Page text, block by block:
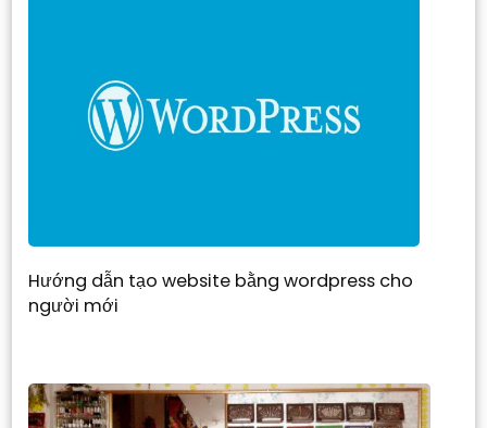
Hướng dẫn tạo website bằng wordpress cho
người mới